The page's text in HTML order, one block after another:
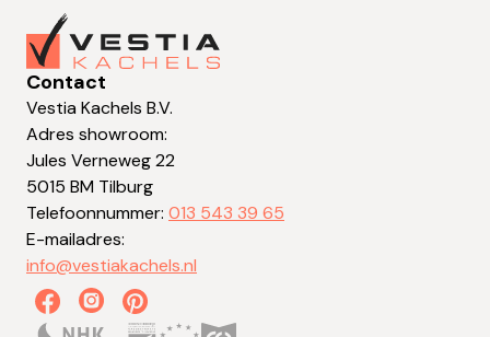
Contact
Vestia Kachels B.V.
Adres showroom:
Jules Verneweg 22
5015 BM Tilburg
Telefoonnummer: 013 543 39 65
E-mailadres:
info@vestiakachels.nl